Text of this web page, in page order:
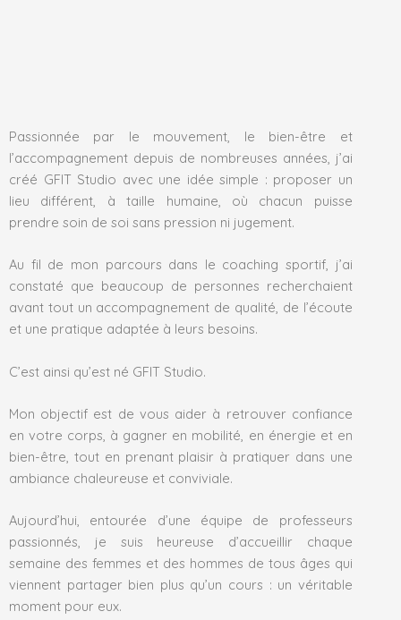
Passionnée par le mouvement, le bien-être et
l’accompagnement depuis de nombreuses années, j’ai
créé GFIT Studio avec une idée simple : proposer un
lieu différent, à taille humaine, où chacun puisse
prendre soin de soi sans pression ni jugement.
Au fil de mon parcours dans le coaching sportif, j’ai
constaté que beaucoup de personnes recherchaient
avant tout un accompagnement de qualité, de l’écoute
et une pratique adaptée à leurs besoins.
C’est ainsi qu’est né GFIT Studio.
Mon objectif est de vous aider à retrouver confiance
en votre corps, à gagner en mobilité, en énergie et en
bien-être, tout en prenant plaisir à pratiquer dans une
ambiance chaleureuse et conviviale.
Aujourd’hui, entourée d’une équipe de professeurs
passionnés, je suis heureuse d’accueillir chaque
semaine des femmes et des hommes de tous âges qui
viennent partager bien plus qu’un cours : un véritable
moment pour eux.